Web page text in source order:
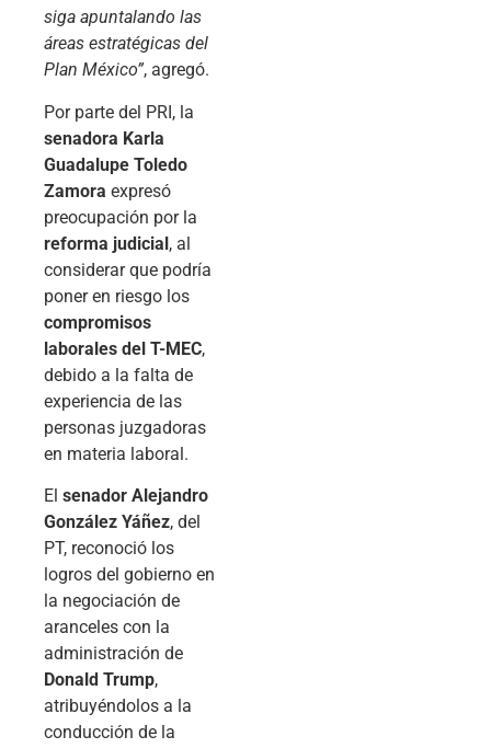
siga apuntalando las
áreas estratégicas del
Plan México”, agregó.
Por parte del PRI, la
senadora Karla
Guadalupe Toledo
Zamora expresó
preocupación por la
reforma judicial, al
considerar que podría
poner en riesgo los
compromisos
laborales del T-MEC,
debido a la falta de
experiencia de las
personas juzgadoras
en materia laboral.
El senador Alejandro
González Yáñez, del
PT, reconoció los
logros del gobierno en
la negociación de
aranceles con la
administración de
Donald Trump,
atribuyéndolos a la
conducción de la